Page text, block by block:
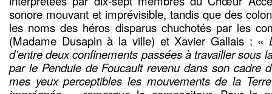
sonore mouvant et imprévisible, tandis que des
les noms des héros disparus chuchotés par les
(Madame Dusapin à la ville) et Xavier Gallais : «
d’entre deux confinements passées à travailler sous
par le Pendule de Foucault revenu dans son cadre
mes yeux perceptibles les mouvements de la